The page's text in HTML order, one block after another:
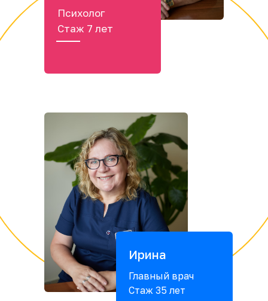
Психолог
Стаж 7 лет
Главный врач
Стаж 35 лет
Ирина